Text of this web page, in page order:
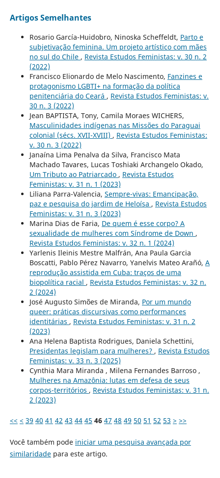
Artigos Semelhantes
Rosario García-Huidobro, Ninoska Scheffeldt, Parto e
subjetivação feminina. Um projeto artístico com mães
no sul do Chile , Revista Estudos Feministas: v. 30 n. 2
(2022)
Francisco Elionardo de Melo Nascimento, Fanzines e
protagonismo LGBTI+ na formação da política
penitenciária do Ceará , Revista Estudos Feministas: v.
30 n. 3 (2022)
Jean BAPTISTA, Tony, Camila Moraes WICHERS,
Masculinidades indígenas nas Missões do Paraguai
colonial (sécs. XVII-XVIII) , Revista Estudos Feministas:
v. 30 n. 3 (2022)
Janaína Lima Penalva da Silva, Francisco Mata
Machado Tavares, Lucas Toshiaki Archangelo Okado,
Um Tributo ao Patriarcado , Revista Estudos
Feministas: v. 31 n. 1 (2023)
Liliana Parra-Valencia, Sempre-vivas: Emancipação,
paz e pesquisa do jardim de Heloísa , Revista Estudos
Feministas: v. 31 n. 3 (2023)
Marina Dias de Faria, De quem é esse corpo? A
sexualidade de mulheres com Síndrome de Down ,
Revista Estudos Feministas: v. 32 n. 1 (2024)
Yarlenis Ileinis Mestre Malfrán, Ana Paula Garcia
Boscatti, Pablo Pérez Navarro, Yanelvis Mateo Arañó, A
reprodução assistida em Cuba: traços de uma
biopolítica racial , Revista Estudos Feministas: v. 32 n.
2 (2024)
José Augusto Simões de Miranda, Por um mundo
queer: práticas discursivas como performances
identitárias , Revista Estudos Feministas: v. 31 n. 2
(2023)
Ana Helena Baptista Rodrigues, Daniela Schettini,
Presidentas legislam para mulheres? , Revista Estudos
Feministas: v. 33 n. 3 (2025)
Cynthia Mara Miranda , Milena Fernandes Barroso ,
Mulheres na Amazônia: lutas em defesa de seus
corpos-territórios , Revista Estudos Feministas: v. 31 n.
2 (2023)
<< < 39 40 41 42 43 44 45 46 47 48 49 50 51 52 53 > >>
Você também pode iniciar uma pesquisa avançada por
similaridadepara este artigo.